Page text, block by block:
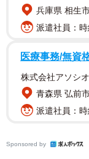
警察と管理会社が亡
ろかぶ飲みする猫た
にアパートの住民
兵庫県 相生
派遣社員：
医療事務/無資
株式会社アソシオ
青森県 弘前
派遣社員：
Sponsored by